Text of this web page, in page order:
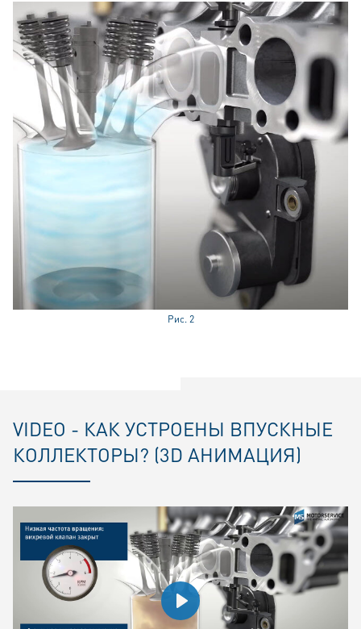
Рис. 2
VIDEO - КАК УСТРОЕНЫ ВПУСКНЫЕ
КОЛЛЕКТОРЫ? (3D АНИМАЦИЯ)
Play